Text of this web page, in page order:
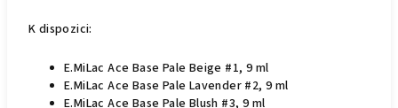
K dispozici:
E.MiLac Ace Base Pale Beige #1, 9 ml
E.MiLac Ace Base Pale Lavender #2, 9 ml
E.MiLac Ace Base Pale Blush #3, 9 ml